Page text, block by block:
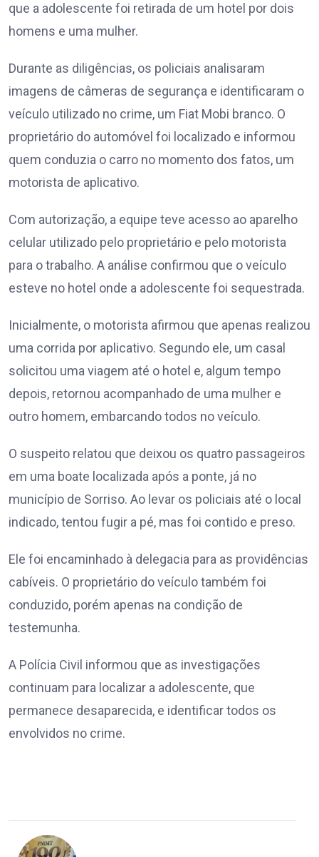
que a adolescente foi retirada de um hotel por dois
homens e uma mulher.
Durante as diligências, os policiais analisaram
imagens de câmeras de segurança e identificaram o
veículo utilizado no crime, um Fiat Mobi branco. O
proprietário do automóvel foi localizado e informou
quem conduzia o carro no momento dos fatos, um
motorista de aplicativo.
Com autorização, a equipe teve acesso ao aparelho
celular utilizado pelo proprietário e pelo motorista
para o trabalho. A análise confirmou que o veículo
esteve no hotel onde a adolescente foi sequestrada.
Inicialmente, o motorista afirmou que apenas realizou
uma corrida por aplicativo. Segundo ele, um casal
solicitou uma viagem até o hotel e, algum tempo
depois, retornou acompanhado de uma mulher e
outro homem, embarcando todos no veículo.
O suspeito relatou que deixou os quatro passageiros
em uma boate localizada após a ponte, já no
município de Sorriso. Ao levar os policiais até o local
indicado, tentou fugir a pé, mas foi contido e preso.
Ele foi encaminhado à delegacia para as providências
cabíveis. O proprietário do veículo também foi
conduzido, porém apenas na condição de
testemunha.
A Polícia Civil informou que as investigações
continuam para localizar a adolescente, que
permanece desaparecida, e identificar todos os
envolvidos no crime.